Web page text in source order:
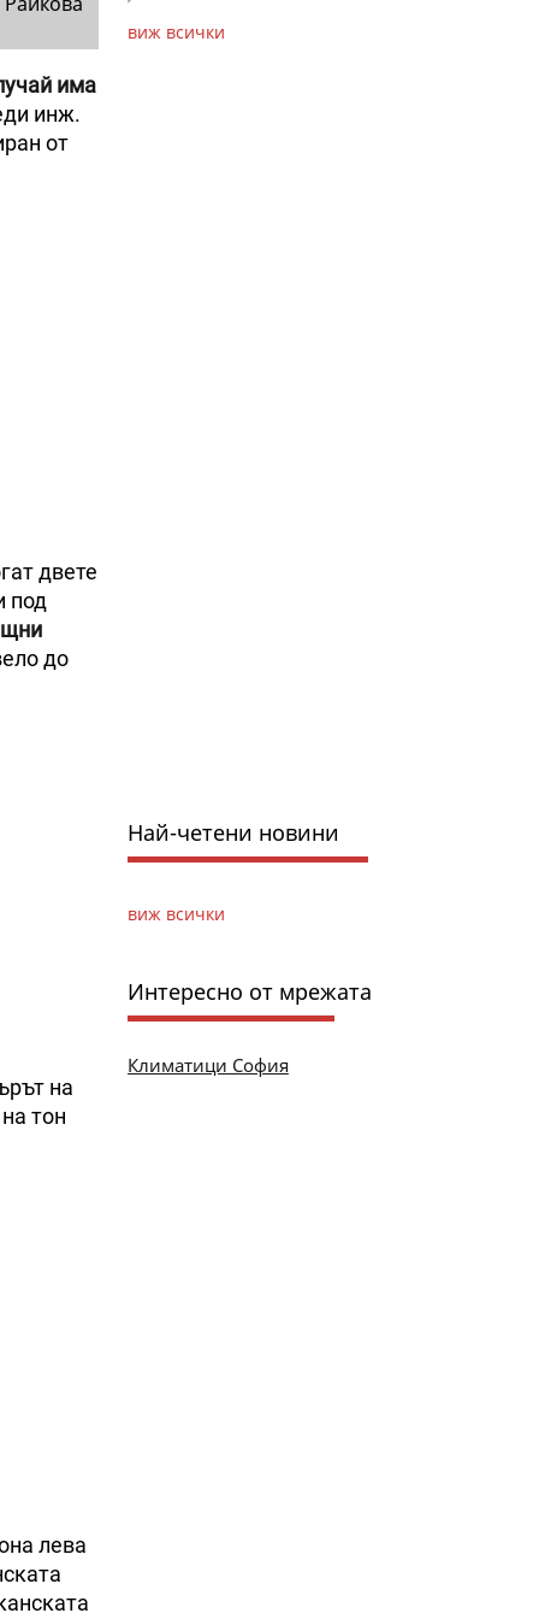
има
инж.
от
двете
под
до
на
тон
лева
виж всички
Най-четени новини
виж всички
Интересно от мрежата
Климатици София